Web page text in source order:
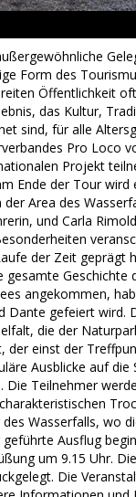
Form des
Öffentlichkeit
das Kultur,
sind, für alle
Pro Loco
Projekt
Ende der Tour
Area des
und Carla
der Zeit geprägt
gesamte
angekommen,
Dante gefeiert
die der
einst der
Ausblicke auf
Teilnehmer
Wasserfalls, wo
Ausflug
um 9.15 Uhr.
Die